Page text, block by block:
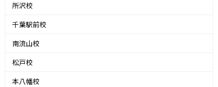
所沢校
千葉駅前校
南流山校
松戸校
本八幡校